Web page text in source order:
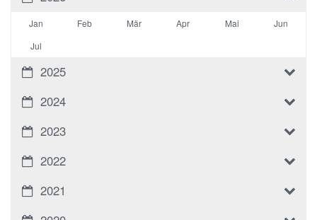
Jan Feb Mär Apr Mai
Jun
Jul
2025
2024
2023
2022
2021